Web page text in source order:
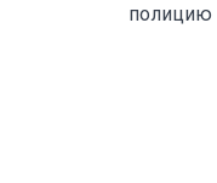
полицию